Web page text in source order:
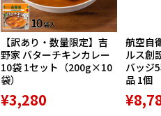
【訳あり・数量限定】吉
野家 バターチキンカレー
10袋 1セット（200g×10
袋）
¥3,280
航空自
ルス創
バッジ
品 1個